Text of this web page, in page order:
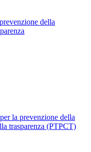
della
la prevenzione della
trasparenza (PTPCT)